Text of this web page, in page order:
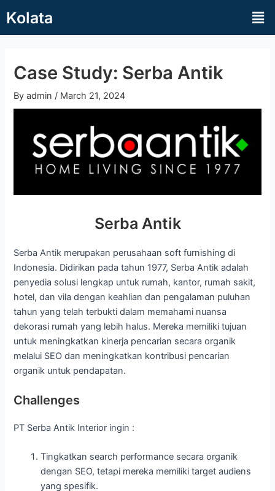
to
content
Kolata
Case Study: Serba Antik
Byadmin / March 21, 2024
Serba Antik
Serba Antik merupakan perusahaan soft furnishing di
Indonesia. Didirikan pada tahun 1977, Serba Antik adalah
penyedia solusi lengkap untuk rumah, kantor, rumah sakit,
hotel, dan vila dengan keahlian dan pengalaman puluhan
tahun yang telah terbukti dalam memahami nuansa
dekorasi rumah yang lebih halus. Mereka memiliki tujuan
untuk meningkatkan kinerja pencarian secara organik
melalui SEO dan meningkatkan kontribusi pencarian
organik untuk pendapatan.
Challenges
PT Serba Antik Interior ingin :
Tingkatkan search performance secara organik
dengan SEO, tetapi mereka memiliki target audiens
yang spesifik.
navigation